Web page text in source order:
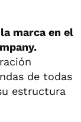
marca en el
de todas
estructura